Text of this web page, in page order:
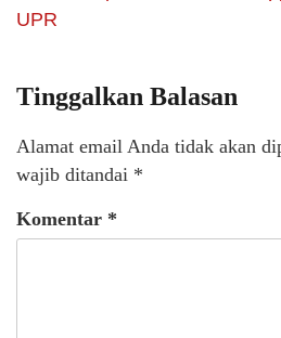
UPR
Tinggalkan Balasan
Alamat email Anda tidak akan
wajib ditandai *
Komentar *